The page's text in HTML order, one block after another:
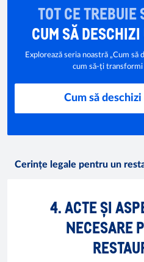
TOT CE TREBUIE
CUM SĂ
Explorează seria noastră „Cum
cum să-ți
Cum să
Cerințe legale pentru un
4. ACTE ȘI
NECESARE